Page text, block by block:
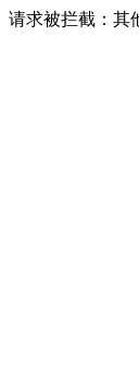
请求被拦截：其